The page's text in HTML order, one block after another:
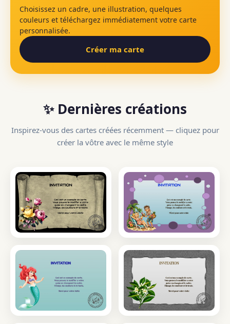
Choisissez un cadre, une illustration, quelques
couleurs et téléchargez immédiatement votre carte
personnalisée.
Créer ma carte
✨ Dernières créations
Inspirez-vous des cartes créées récemment — cliquez pour
créer la vôtre avec le même style